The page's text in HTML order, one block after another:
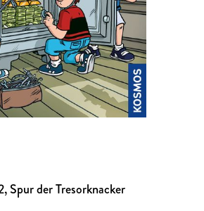
Spur der Tresorknacker